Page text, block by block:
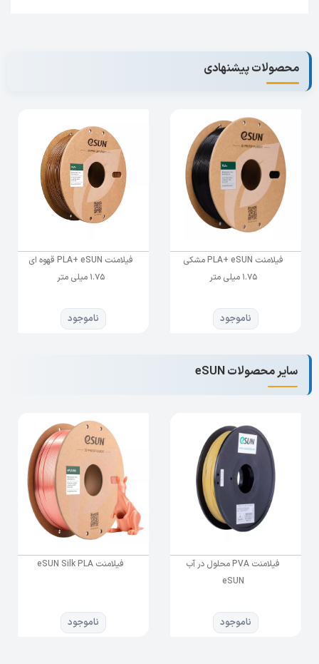
محصولات پیشنهادی
فیلامنت PLA+ eSUN مشکی
1.75 میلی متر
ناموجود
فیلامنت PLA+ eSUN قهوه ای
1.75 میلی متر
ناموجود
سایر محصولات eSUN
فیلامنت PVA محلول در آب
eSUN
ناموجود
فیلامنت eSUN Silk PLA
ناموجود